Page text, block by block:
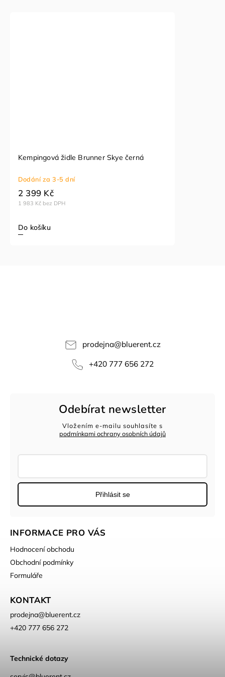
Kempingová židle Brunner Skye černá
Dodání za 3-5 dní
1 983 Kč bez DPH
2 399 Kč
Do košíku
prodejna@bluerent.cz
+420 777 656 272
Odebírat newsletter
Vložením e-mailu souhlasíte s
podmínkami ochrany osobních údajů
Přihlásit se
INFORMACE PRO VÁS
Hodnocení obchodu
Obchodní podmínky
Formuláře
KONTAKT
prodejna@bluerent.cz
+420 777 656 272
Technické dotazy